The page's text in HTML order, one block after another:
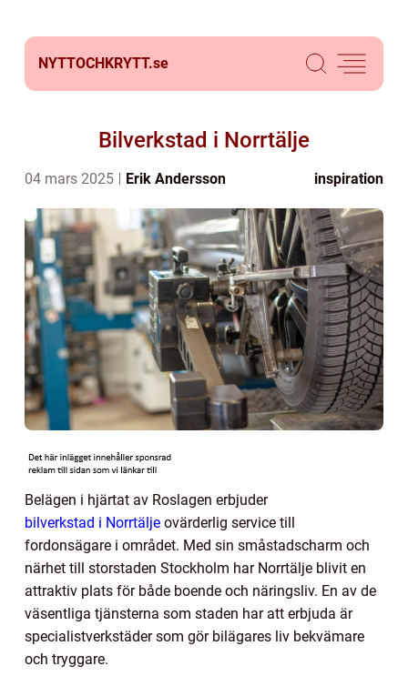
NYTTOCHKRYTT.se
Bilverkstad i Norrtälje
04 mars 2025 Erik Andersson inspiration
Belägen i hjärtat av Roslagen erbjuder
bilverkstad i Norrtälje ovärderlig service till
fordonsägare i området. Med sin småstadscharm och
närhet till storstaden Stockholm har Norrtälje blivit en
attraktiv plats för både boende och näringsliv. En av de
väsentliga tjänsterna som staden har att erbjuda är
specialistverkstäder som gör bilägares liv bekvämare
och tryggare.